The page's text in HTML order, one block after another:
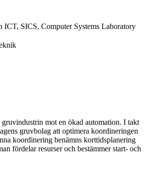
ICT, SICS, Computer Systems Laboratory
mot en ökad automation. I takt
gruvbolag att optimera koordineringen
koordinering benämns korttidsplanering
fördelar resurser och bestämmer start- och